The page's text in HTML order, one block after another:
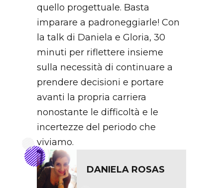
quello progettuale. Basta
imparare a padroneggiarle! Con
la talk di Daniela e Gloria, 30
minuti per riflettere insieme
sulla necessità di continuare a
prendere decisioni e portare
avanti la propria carriera
nonostante le difficoltà e le
incertezze del periodo che
viviamo.
DANIELA ROSAS